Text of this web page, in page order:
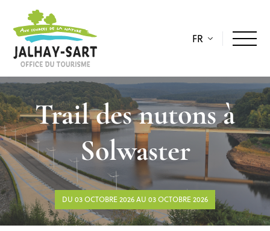
FR
Trail des nutons à
Solwaster
DU 03 OCTOBRE 2026 AU 03 OCTOBRE 2026